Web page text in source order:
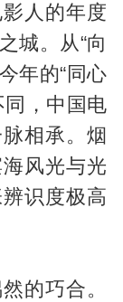
人的年度
城。从“向
年的“同心
同，中国电
相承。烟
风光与光
识度极高
的巧合。